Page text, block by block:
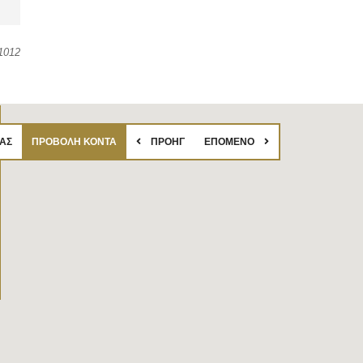
1012
ΠΡΟΒΟΛΉ ΚΟΝΤΆ ΠΡΟΗΓ ΕΠΌΜΕΝΟ